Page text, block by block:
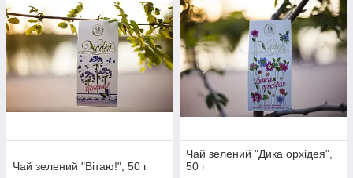
Чай зелений "Вітаю!", 50 г
Чай зелений "Дика орхідея",
50 г